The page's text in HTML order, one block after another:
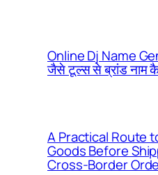
Online Dj Name
जैसे टूल्स से ब्रांड नाम
A Practical Route
Goods Before
Cross-Border